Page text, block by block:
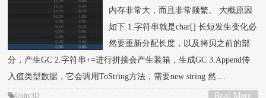
内存非常大，而且非常频繁。 大概原因
如下 1.字符串就是char[] 长短发生变化必
然要重新分配长度，以及拷贝之前的部
分，产生GC 2.字符串+=进行拼接会产生装箱，生成GC 3.Append传
入值类型数据，它会调用ToString方法，需要new string 然....
Read More
Unity3D